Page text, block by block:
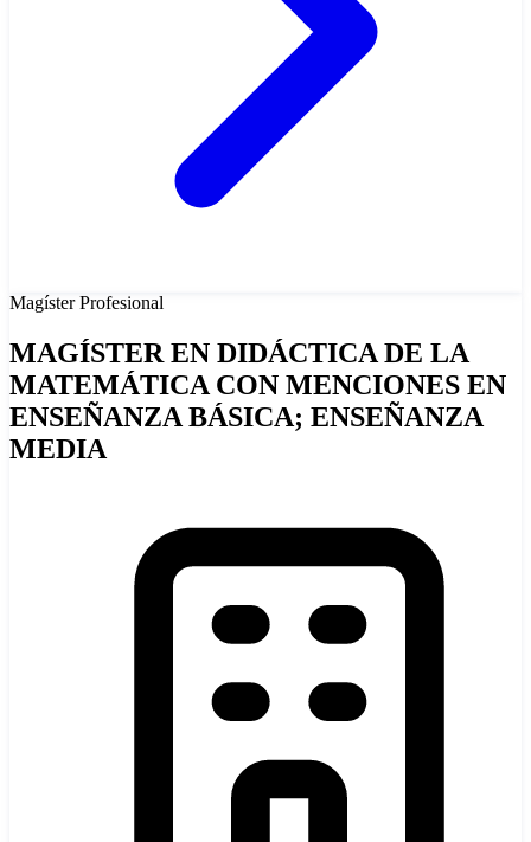
MagísterProfesional
MAGÍSTER EN DIDÁCTICA DE LA
MATEMÁTICA CON MENCIONES EN
ENSEÑANZA BÁSICA; ENSEÑANZA
MEDIA